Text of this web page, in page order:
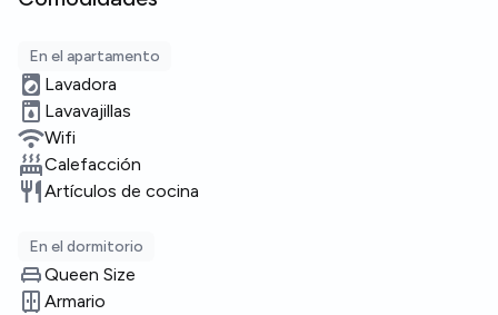
En el apartamento
Lavadora
Lavavajillas
Wifi
Calefacción
Artículos de cocina
En el dormitorio
Queen Size
Armario